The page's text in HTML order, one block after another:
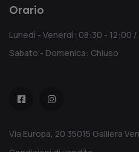
Orario
Lunedì - Venerdì: 08:30 - 12:00
Sabato - Domenica: Chiuso
Via Europa, 20 35015 Galliera